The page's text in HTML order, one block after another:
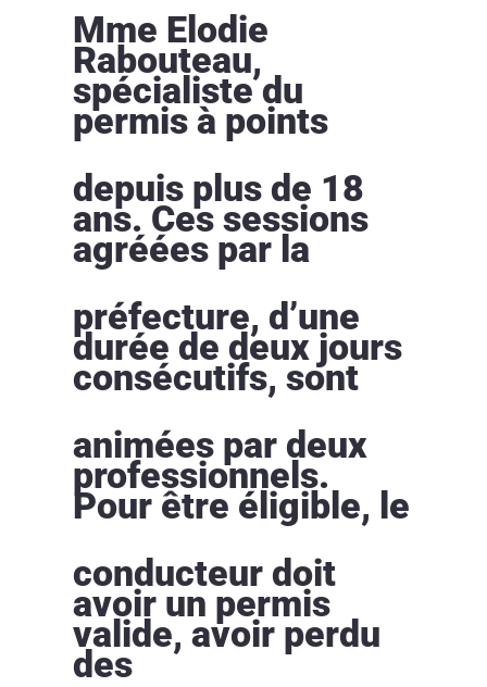
Mme Elodie
Rabouteau,
spécialiste du
permis à points
depuis plus de 18
ans. Ces sessions
agréées par la
préfecture, d’une
durée de deux jours
consécutifs, sont
animées par deux
professionnels.
Pour être éligible, le
conducteur doit
avoir un permis
valide, avoir perdu
des